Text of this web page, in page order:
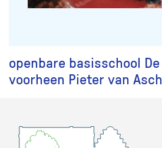
openbare basisschool
voorheen Pieter van